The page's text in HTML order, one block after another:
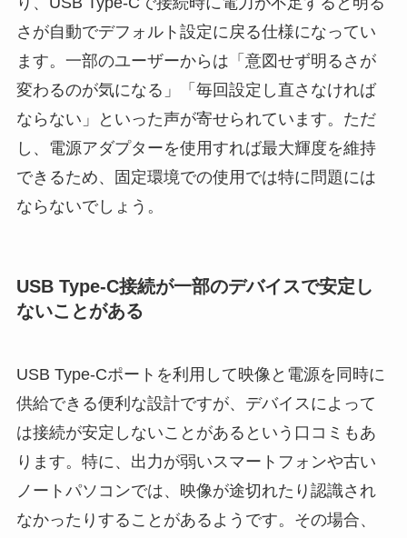
さが自動でデフォルト設定に戻る仕様になってい
ます。一部のユーザーからは「意図せず明るさが
変わるのが気になる」「毎回設定し直さなければ
ならない」といった声が寄せられています。ただ
し、電源アダプターを使用すれば最大輝度を維持
できるため、固定環境での使用では特に問題には
ならないでしょう。
USB Type-C接続が一部のデバイスで安定し
ないことがある
USB Type-Cポートを利用して映像と電源を同時に
供給できる便利な設計ですが、デバイスによって
は接続が安定しないことがあるという口コミもあ
ります。特に、出力が弱いスマートフォンや古い
ノートパソコンでは、映像が途切れたり認識され
なかったりすることがあるようです。その場合、